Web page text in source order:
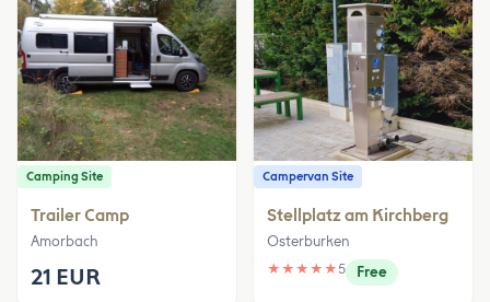
Camping Site
Trailer Camp
Amorbach
21 EUR
Campervan Site
Stellplatz am Kirchberg
Osterburken
★ ★ ★ ★ ★5 Free